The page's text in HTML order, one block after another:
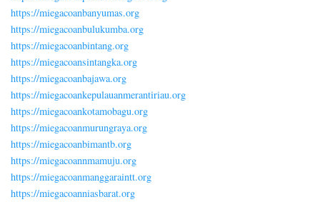
https://miegacoanbanyumas.org
https://miegacoanbulukumba.org
https://miegacoanbintang.org
https://miegacoansintangka.org
https://miegacoanbajawa.org
https://miegacoankepulauanmerantiriau.org
https://miegacoankotamobagu.org
https://miegacoanmurungraya.org
https://miegacoanbimantb.org
https://miegacoannmamuju.org
https://miegacoanmanggaraintt.org
https://miegacoanniasbarat.org